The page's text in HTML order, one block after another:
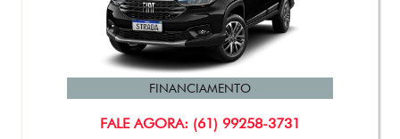
PULSE
PULSE DRIVE 1.3 MT FLEX 4P 2026
FINANCIAMENTO